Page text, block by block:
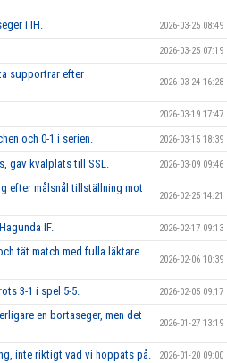
i IH. 2026-03-25 08:49
2026-03-25 07:19
supportrar efter
2026-03-24 16:28
2026-03-19 17:47
och 0-1 i serien. 2026-03-15 18:39
gav kvalplats till SSL. 2026-03-09 09:46
efter målsnål tillställning mot
2026-02-25 14:21
IF. 2026-02-17 09:13
tät match med fulla läktare
2026-02-06 10:39
3-1 i spel 5-5. 2026-02-05 09:17
en bortaseger, men det
2026-01-27 13:19
inte riktigt vad vi hoppats på. 2026-01-20 09:00